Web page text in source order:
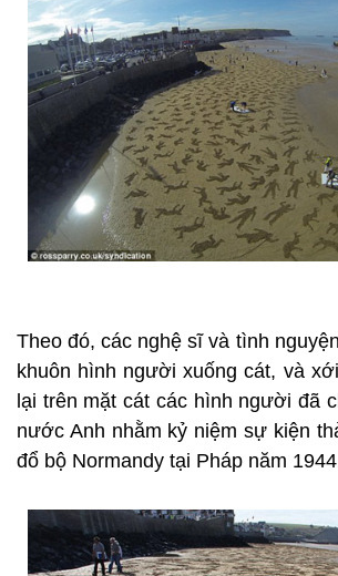
Theo đó, các nghệ sĩ và tình
khuôn hình người xuống cát, và
lại trên mặt cát các hình người đã
nước Anh nhằm kỷ niệm sự kiện
đổ bộ Normandy tại Pháp năm